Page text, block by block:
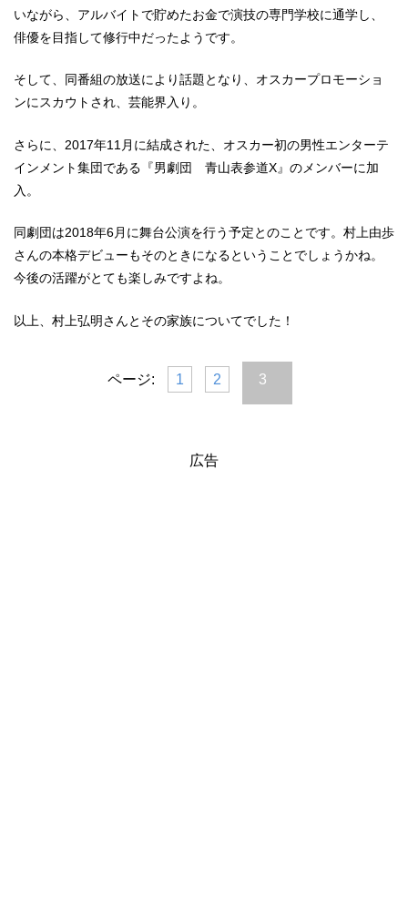
いながら、アルバイトで貯めたお金で演技の専門学校に通学し、
俳優を目指して修行中だったようです。
そして、同番組の放送により話題となり、オスカープロモーショ
ンにスカウトされ、芸能界入り。
さらに、2017年11月に結成された、オスカー初の男性エンターテ
インメント集団である『男劇団 青山表参道X』のメンバーに加
入。
同劇団は2018年6月に舞台公演を行う予定とのことです。村上由歩
さんの本格デビューもそのときになるということでしょうかね。
今後の活躍がとても楽しみですよね。
以上、村上弘明さんとその家族についてでした！
ページ: 1 2 3
広告